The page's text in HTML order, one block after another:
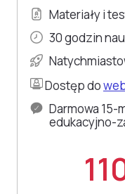
Materiały i
30 godzin
Dostęp do
Darmowa 15-
edukacyjno-